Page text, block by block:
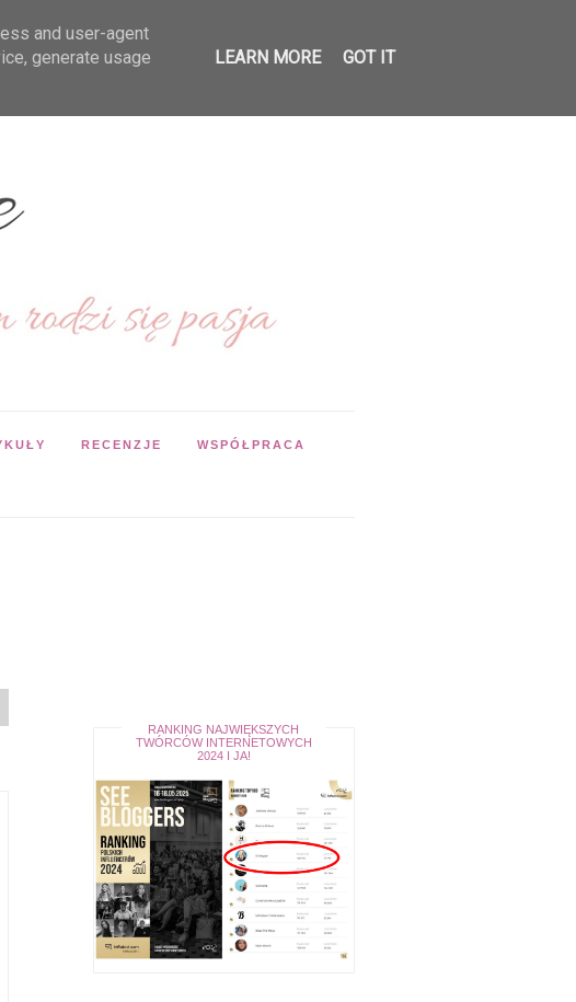
RECENZJE WSPÓŁPRACA
RANKING NAJWIĘKSZYCH
TWÓRCÓW INTERNETOWYCH
2024 I JA!
and user-agent
generate usage
LEARN MORE GOT IT